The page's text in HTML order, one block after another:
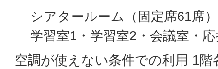
シアタールーム（固定席61席）
学習室1・学習室2・会議室・応
空調が使えない条件での利用 1階